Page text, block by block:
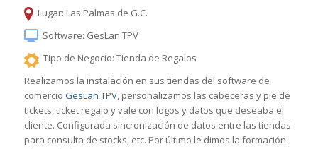
Lugar: Las Palmas de G.C.
Software: GesLan TPV
Tipo de Negocio: Tienda de Regalos
Realizamos la instalación en sus tiendas del software de
comercio GesLan TPV, personalizamos las cabeceras y pie de
tickets, ticket regalo y vale con logos y datos que deseaba el
cliente. Configurada sincronización de datos entre las tiendas
para consulta de stocks, etc. Por último le dimos la formación